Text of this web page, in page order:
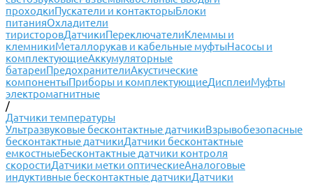
проходкиПускатели и контакторыБлоки
питанияОхладители
тиристоровДатчикиПереключателиКлеммы и
клемникиМеталлорукав и кабельные муфтыНасосы и
комплектующиеАккумуляторные
батареиПредохранителиАкустические
компонентыПриборы и комплектующиеДисплеиМуфты
электромагнитные
/
Датчики температуры
Ультразвуковые бесконтактные датчикиВзрывобезопасные
бесконтактные датчикиДатчики бесконтактные
емкостныеБесконтактные датчики контроля
скоростиДатчики метки оптическиеАналоговые
индуктивные бесконтактные датчикиДатчики